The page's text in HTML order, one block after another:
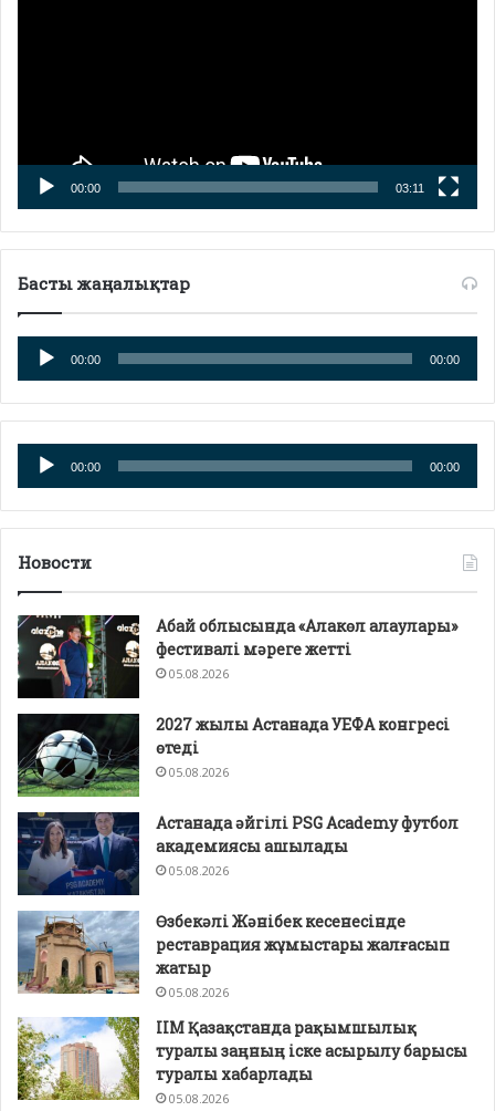
00:00 03:11
Басты жаңалықтар
Аудио
плейер
00:00 00:00
Аудио
плейер
00:00 00:00
Новости
Абай облысында «Алакөл алаулары»
фестивалі мәреге жетті
05.08.2026
2027 жылы Астанада УЕФА конгресі
өтеді
05.08.2026
Астанада әйгілі PSG Academy футбол
академиясы ашылады
05.08.2026
Өзбекәлі Жәнібек кесенесінде
реставрация жұмыстары жалғасып
жатыр
05.08.2026
ІІМ Қазақстанда рақымшылық
туралы заңның іске асырылу барысы
туралы хабарлады
05.08.2026